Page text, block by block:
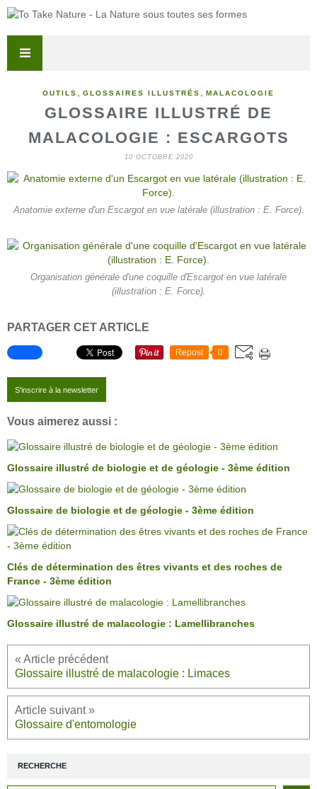
OUTILS GLOSSAIRES ILLUSTRÉS MALACOLOGIE
GLOSSAIRE ILLUSTRÉ DE
MALACOLOGIE : ESCARGOTS
10 OCTOBRE 2020
Anatomie externe d'un Escargot en vue latérale (illustration : E. Force).
Organisation générale d'une coquille d'Escargot en vue latérale
(illustration : E. Force).
PARTAGER CET ARTICLE
Repost 0
S'inscrire à la newsletter
Vous aimerez aussi :
Glossaire illustré de biologie et de géologie - 3ème édition
Glossaire de biologie et de géologie - 3ème édition
Clés de détermination des êtres vivants et des roches de
France - 3ème édition
Glossaire illustré de malacologie : Lamellibranches
Glossaire illustré de malacologie : Limaces
Glossaire d'entomologie
RECHERCHE